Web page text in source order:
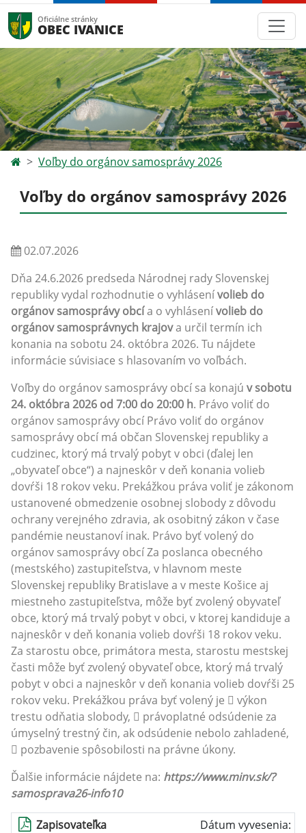
Oficiálne stránky
OBEC IVANICE
Voľby do orgánov samosprávy 2026
Voľby do orgánov samosprávy 2026
02.07.2026
Dňa 24.6.2026 predseda Národnej rady Slovenskej
republiky vydal rozhodnutie o vyhlásenívolieb do
orgánov samosprávy obcía o vyhlásenívolieb do
orgánov samosprávnych krajova určil termín ich
konania na sobotu 24. októbra 2026. Tu nájdete
informácie súvisiace s hlasovaním vo voľbách.
Voľby do orgánov samosprávy obcí sa konajú v sobotu
24. októbra 2026 od 7:00 do 20:00 h. Právo voliť do
orgánov samosprávy obcí Právo voliť do orgánov
samosprávy obcí má občan Slovenskej republiky a
cudzinec, ktorý má trvalý pobyt v obci (ďalej len
„obyvateľ obce“) a najneskôr v deň konania volieb
dovŕši 18 rokov veku. Prekážkou práva voliť je zákonom
ustanovené obmedzenie osobnej slobody z dôvodu
ochrany verejného zdravia, ak osobitný zákon v čase
pandémie neustanoví inak. Právo byť volený do
orgánov samosprávy obcí Za poslanca obecného
(mestského) zastupiteľstva, v hlavnom meste
Slovenskej republiky Bratislave a v meste Košice aj
miestneho zastupiteľstva, môže byť zvolený obyvateľ
obce, ktorý má trvalý pobyt v obci, v ktorej kandiduje a
najneskôr v deň konania volieb dovŕši 18 rokov veku.
Za starostu obce, primátora mesta, starostu mestskej
časti môže byť zvolený obyvateľ obce, ktorý má trvalý
pobyt v obci a najneskôr v deň konania volieb dovŕši 25
rokov veku. Prekážkou práva byť volený je  výkon
trestu odňatia slobody,  právoplatné odsúdenie za
úmyselný trestný čin, ak odsúdenie nebolo zahladené,
 pozbavenie spôsobilosti na právne úkony.
Ďalšie informácie nájdete na: https://www.minv.sk/?
samosprava26-info10
Zapisovateľka
Dátum vyvesenia: